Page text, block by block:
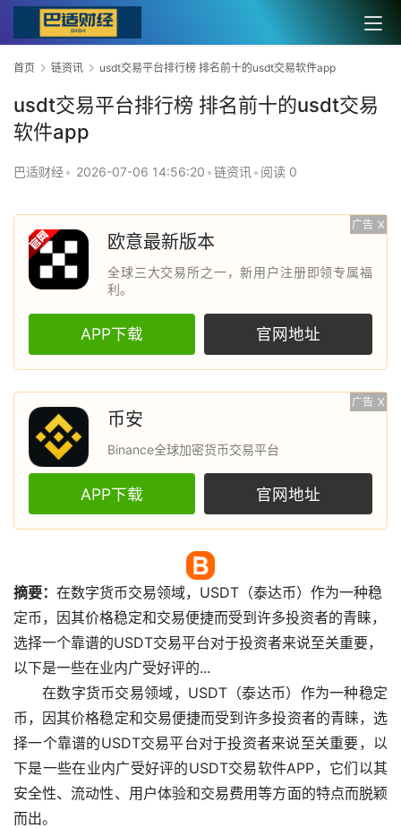
首页 链资讯 usdt交易平台排行榜 排名前十的usdt交易软件app
usdt交易平台排行榜 排名前十的usdt交易
软件app
巴适财经• 2026-07-06 14:56:20 •链资讯 • 阅读 0
广告 X
欧意最新版本
全球三大交易所之一，新用户注册即领专属福
利。
APP下载 官网地址
广告 X
币安
Binance全球加密货币交易平台
APP下载 官网地址
摘要： 在数字货币交易领域，USDT（泰达币）作为一种稳
定币，因其价格稳定和交易便捷而受到许多投资者的青睐，
选择一个靠谱的USDT交易平台对于投资者来说至关重要，
以下是一些在业内广受好评的...
在数字货币交易领域，USDT（泰达币）作为一种稳定
币，因其价格稳定和交易便捷而受到许多投资者的青睐，选
择一个靠谱的USDT交易平台对于投资者来说至关重要，以
下是一些在业内广受好评的USDT交易软件APP，它们以其
安全性、流动性、用户体验和交易费用等方面的特点而脱颖
而出。